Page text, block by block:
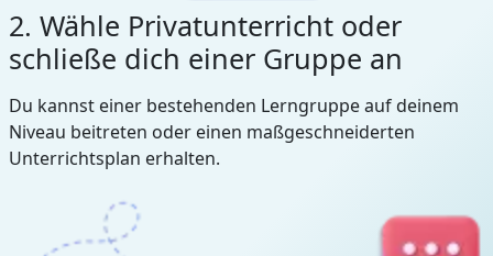
2. Wähle Privatunterricht oder
schließe dich einer Gruppe an
Du kannst einer bestehenden Lerngruppe auf deinem
Niveau beitreten oder einen maßgeschneiderten
Unterrichtsplan erhalten.